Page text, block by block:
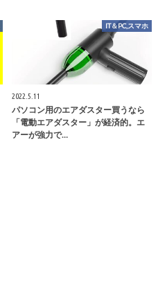
IT＆PC,スマホ
2022.5.11
パソコン用のエアダスター買うなら
「電動エアダスター」が経済的。エ
アーが強力で…